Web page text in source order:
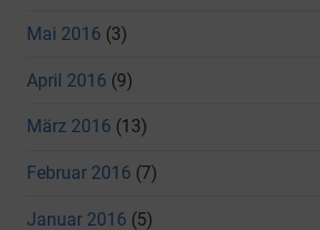
Mai 2016 (3)
April 2016 (9)
März 2016 (13)
Februar 2016 (7)
Januar 2016 (5)